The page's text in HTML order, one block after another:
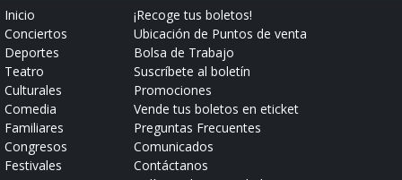
Inicio
Conciertos
Deportes
Teatro
Culturales
Comedia
Familiares
Congresos
Festivales
¡Recoge tus boletos!
Ubicación de Puntos de venta
Bolsa de Trabajo
Suscríbete al boletín
Promociones
Vende tus boletos en eticket
Preguntas Frecuentes
Comunicados
Contáctanos